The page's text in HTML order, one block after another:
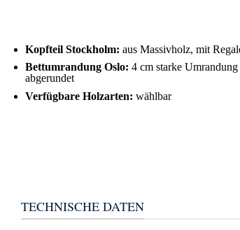
Kopfteil Stockholm: aus Massivholz, mit
Bettumrandung Oslo: 4 cm starke
abgerundet
Verfügbare Holzarten: wählbar
TECHNISCHE DATEN